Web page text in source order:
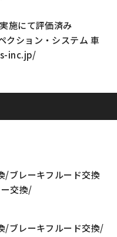
施にて評価済み
クション・システム 車
inc.jp/
/ブレーキフルード交換
交換/
/ブレーキフルード交換/